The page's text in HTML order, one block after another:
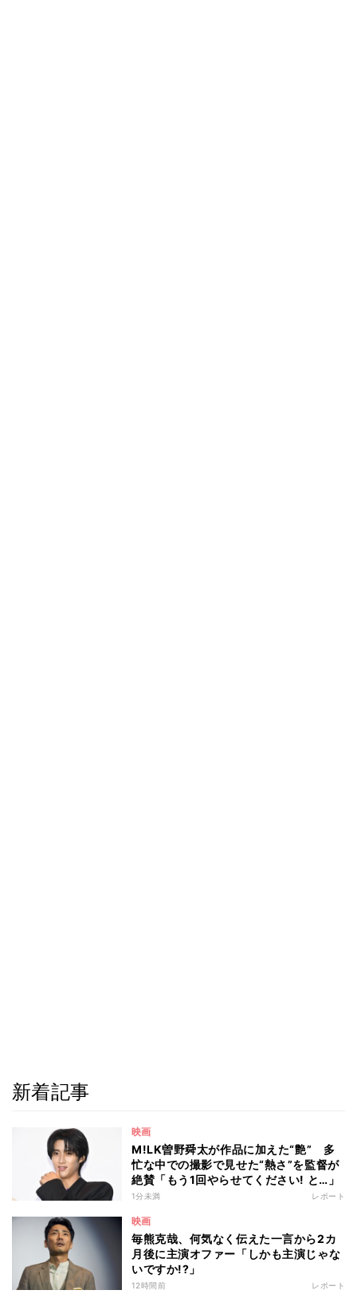
新着記事
映画
M!LK曽野舜太が作品に加えた“艶” 多
忙な中での撮影で見せた“熱さ”を監督が
絶賛「もう1回やらせてください! と…」
1分未満 レポート
映画
毎熊克哉、何気なく伝えた一言から2カ
月後に主演オファー「しかも主演じゃな
いですか!?」
12時間前 レポート